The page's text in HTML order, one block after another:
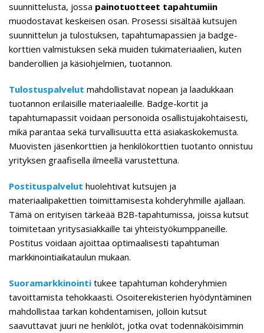
suunnittelusta, jossa painotuotteet tapahtumiin
muodostavat keskeisen osan. Prosessi sisältää kutsujen
suunnittelun ja tulostuksen, tapahtumapassien ja badge-
korttien valmistuksen sekä muiden tukimateriaalien, kuten
banderollien ja käsiohjelmien, tuotannon.
Tulostuspalvelut mahdollistavat nopean ja laadukkaan
tuotannon erilaisille materiaaleille. Badge-kortit ja
tapahtumapassit voidaan personoida osallistujakohtaisesti,
mikä parantaa sekä turvallisuutta että asiakaskokemusta.
Muovisten jäsenkorttien ja henkilökorttien tuotanto onnistuu
yrityksen graafisella ilmeellä varustettuna.
Postituspalvelut huolehtivat kutsujen ja
materiaalipakettien toimittamisesta kohderyhmille ajallaan.
Tämä on erityisen tärkeää B2B-tapahtumissa, joissa kutsut
toimitetaan yritysasiakkaille tai yhteistyökumppaneille.
Postitus voidaan ajoittaa optimaalisesti tapahtuman
markkinointiaikataulun mukaan.
Suoramarkkinointi tukee tapahtuman kohderyhmien
tavoittamista tehokkaasti. Osoiterekisterien hyödyntäminen
mahdollistaa tarkan kohdentamisen, jolloin kutsut
saavuttavat juuri ne henkilöt, jotka ovat todennäköisimmin